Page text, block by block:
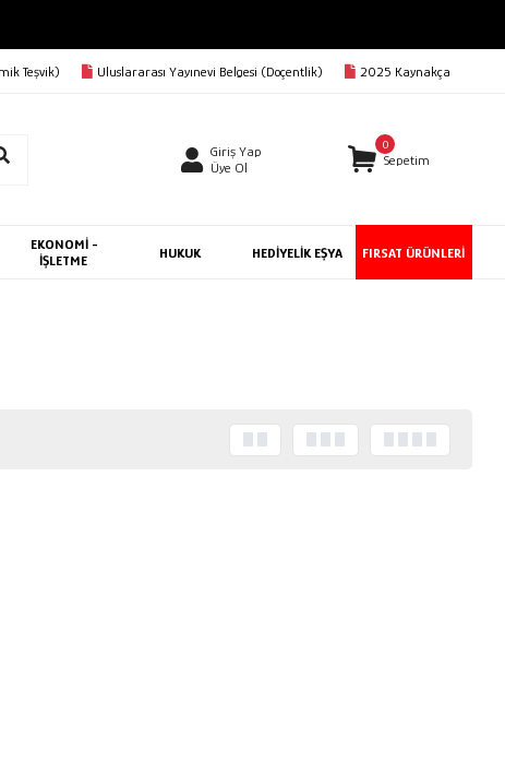
Teşvik) Uluslararası Yayınevi Belgesi (Doçentlik) 2025 Kaynakça
Giriş Yap
Üye Ol
0
Sepetim
EKONOMİ -
İŞLETME
HUKUK HEDİYELİK EŞYA FIRSAT ÜRÜNLERİ